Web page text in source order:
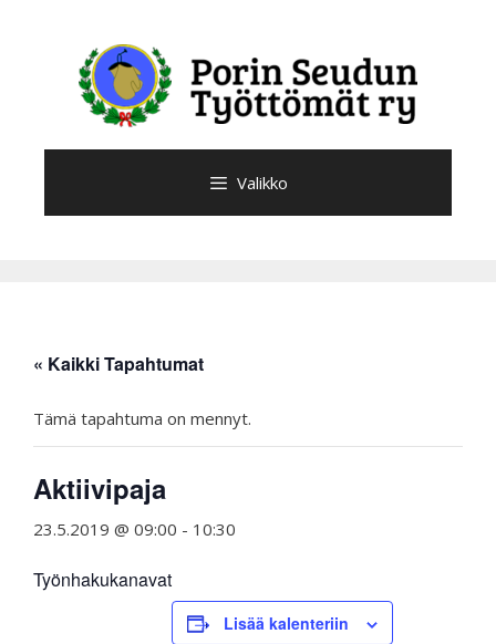
Valikko
« Kaikki Tapahtumat
Tämä tapahtuma on mennyt.
Aktiivipaja
23.5.2019 @ 09:00 - 10:30
Työnhakukanavat
Lisää kalenteriin